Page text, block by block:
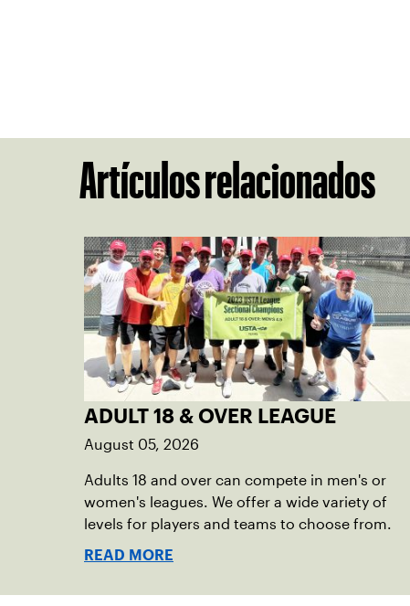
Artículos relacionados
ADULT 18 & OVER LEAGUE
August 05, 2026
Adults 18 and over can compete in men's or
women's leagues. We offer a wide variety of
levels for players and teams to choose from.
READ MORE